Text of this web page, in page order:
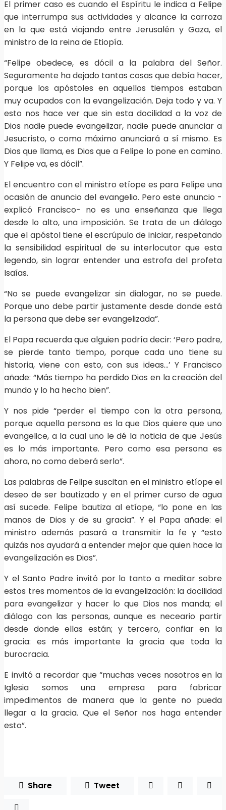
El primer caso es cuando el Espíritu le indica a Felipe
que interrumpa sus actividades y alcance la carroza
en la que está viajando entre Jerusalén y Gaza, el
ministro de la reina de Etiopía.
“Felipe obedece, es dócil a la palabra del Señor.
Seguramente ha dejado tantas cosas que debía hacer,
porque los apóstoles en aquellos tiempos estaban
muy ocupados con la evangelización. Deja todo y va. Y
esto nos hace ver que sin esta docilidad a la voz de
Dios nadie puede evangelizar, nadie puede anunciar a
Jesucristo, o como máximo anunciará a sí mismo. Es
Dios que llama, es Dios que a Felipe lo pone en camino.
Y Felipe va, es dócil”.
El encuentro con el ministro etíope es para Felipe una
ocasión de anuncio del evangelio. Pero este anuncio -
explicó Francisco- no es una enseñanza que llega
desde lo alto, una imposición. Se trata de un diálogo
que el apóstol tiene el escrúpulo de iniciar, respetando
la sensibilidad espiritual de su interlocutor que esta
legendo, sin lograr entender una estrofa del profeta
Isaías.
“No se puede evangelizar sin dialogar, no se puede.
Porque uno debe partir justamente desde donde está
la persona que debe ser evangelizada”.
El Papa recuerda que alguien podría decir: ‘Pero padre,
se pierde tanto tiempo, porque cada uno tiene su
historia, viene con esto, con sus ideas…’ Y Francisco
añade: “Más tiempo ha perdido Dios en la creación del
mundo y lo ha hecho bien”.
Y nos pide “perder el tiempo con la otra persona,
porque aquella persona es la que Dios quiere que uno
evangelice, a la cual uno le dé la noticia de que Jesús
es lo más importante. Pero como esa persona es
ahora, no como deberá serlo”.
Las palabras de Felipe suscitan en el ministro etíope el
deseo de ser bautizado y en el primer curso de agua
así sucede. Felipe bautiza al etíope, “lo pone en las
manos de Dios y de su gracia”. Y el Papa añade: el
ministro además pasará a transmitir la fe y “esto
quizás nos ayudará a entender mejor que quien hace la
evangelización es Dios”.
Y el Santo Padre invitó por lo tanto a meditar sobre
estos tres momentos de la evangelización: la docilidad
para evangelizar y hacer lo que Dios nos manda; el
diálogo con las personas, aunque es neceario partir
desde donde ellas están; y tercero, confiar en la
gracia: es más importante la gracia que toda la
burocracia.
E invitó a recordar que “muchas veces nosotros en la
Iglesia somos una empresa para fabricar
impedimentos de manera que la gente no pueda
llegar a la gracia. Que el Señor nos haga entender
esto”.
Share Tweet